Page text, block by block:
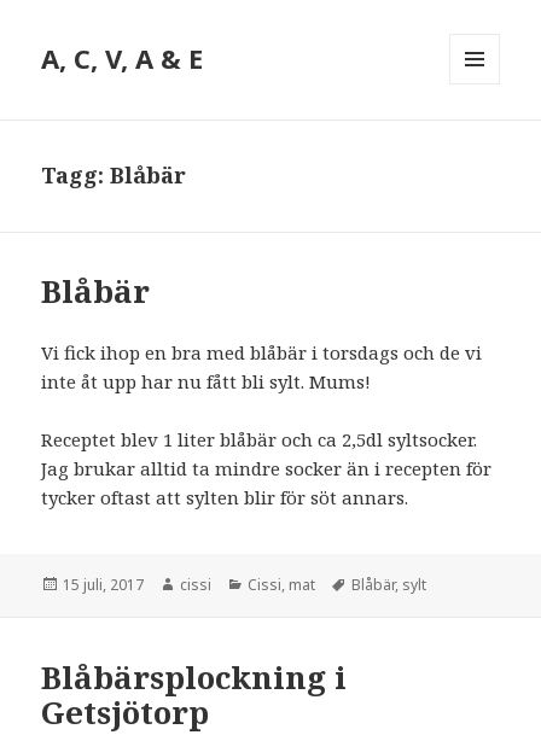
A, C, V, A & E
Tagg: Blåbär
Blåbär
Vi fick ihop en bra med blåbär i torsdags och de vi
inte åt upp har nu fått bli sylt. Mums!
Receptet blev 1 liter blåbär och ca 2,5dl syltsocker.
Jag brukar alltid ta mindre socker än i recepten för
tycker oftast att sylten blir för söt annars.
Postat
15 juli, 2017 Författare
cissi Kategorier
Cissi, mat Etiketter
Blåbär, sylt
Blåbärsplockning i
Getsjötorp